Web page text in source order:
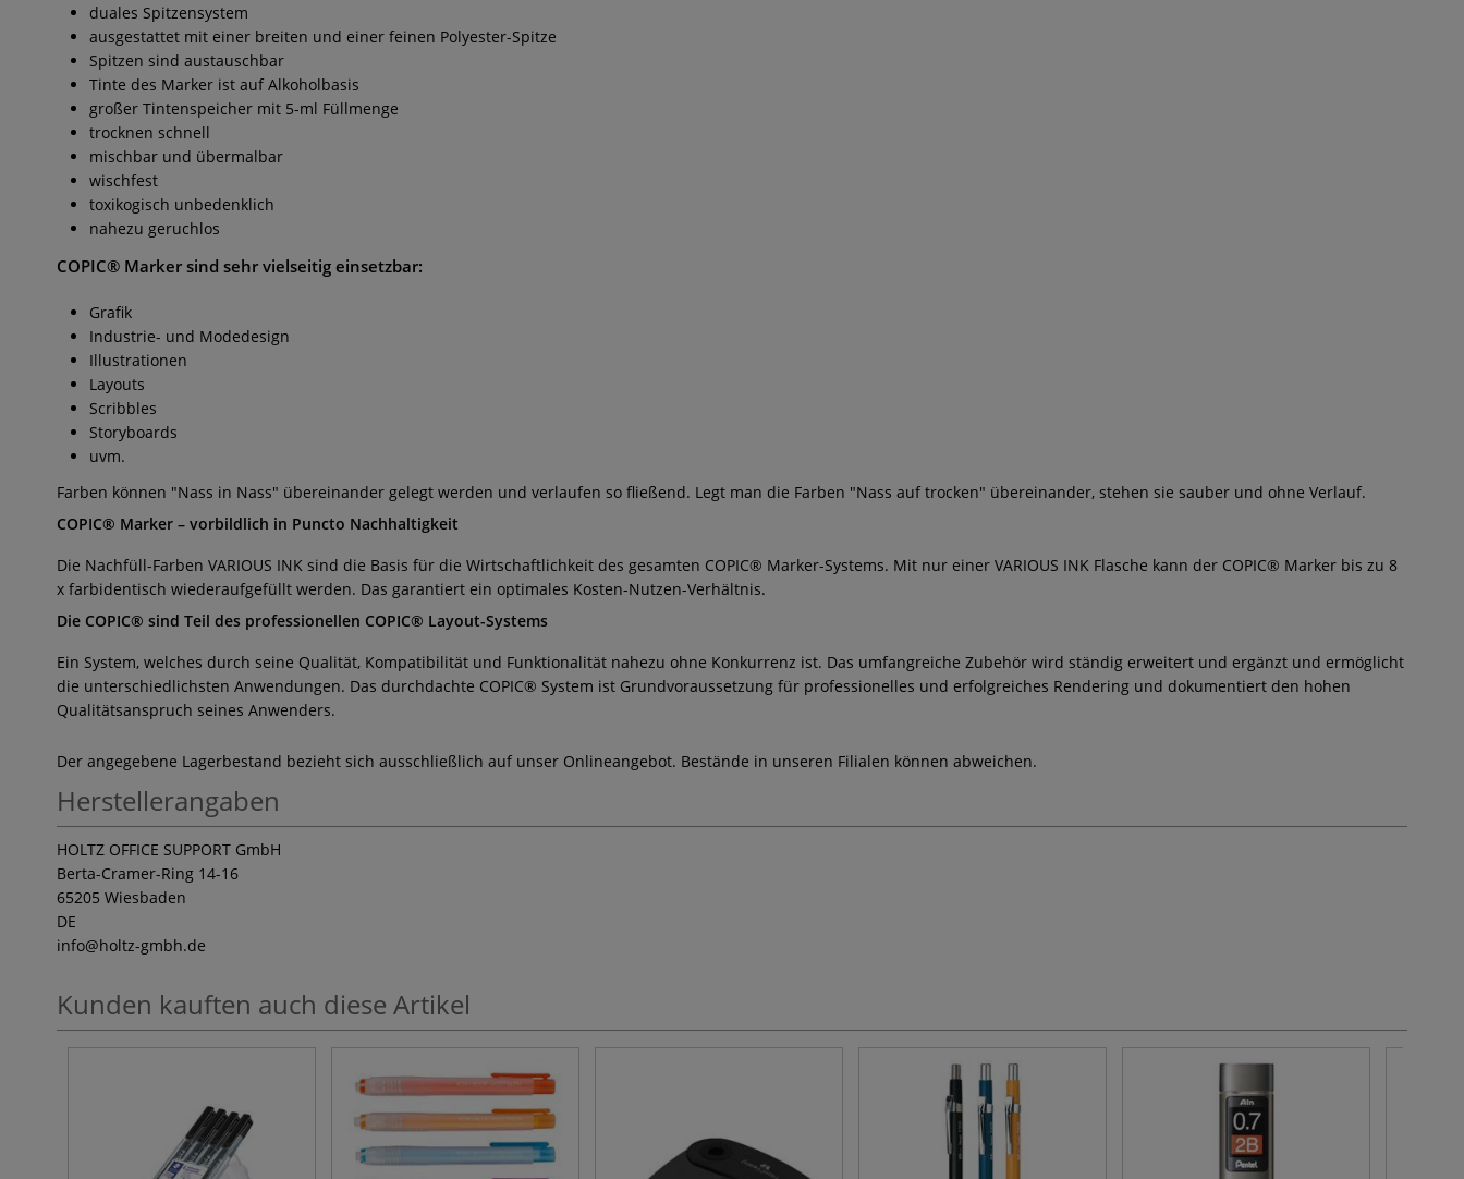
duales Spitzensystem
ausgestattet mit einer breiten und einer feinen Polyester-Spitze
Spitzen sind austauschbar
Tinte des Marker ist auf Alkoholbasis
großer Tintenspeicher mit 5-ml Füllmenge
trocknen schnell
mischbar und übermalbar
wischfest
toxikogisch unbedenklich
nahezu geruchlos
COPIC® Marker sind sehr vielseitig einsetzbar:
Grafik
Industrie- und Modedesign
Illustrationen
Layouts
Scribbles
Storyboards
uvm.
Farben können "Nass in Nass" übereinander gelegt werden und verlaufen so fließend. Legt man die Farben "Nass auf trocken" übereinander, stehen sie sauber und ohne Verlauf.
COPIC® Marker – vorbildlich in Puncto Nachhaltigkeit
Die Nachfüll-Farben VARIOUS INK sind die Basis für die Wirtschaftlichkeit des gesamten COPIC® Marker-Systems. Mit nur einer VARIOUS INK Flasche kann der COPIC® Marker bis zu 8
x farbidentisch wiederaufgefüllt werden. Das garantiert ein optimales Kosten-Nutzen-Verhältnis.
Die COPIC® sind Teil des professionellen COPIC® Layout-Systems
Ein System, welches durch seine Qualität, Kompatibilität und Funktionalität nahezu ohne Konkurrenz ist. Das umfangreiche Zubehör wird ständig erweitert und ergänzt und ermöglicht
die unterschiedlichsten Anwendungen. Das durchdachte COPIC® System ist Grundvoraussetzung für professionelles und erfolgreiches Rendering und dokumentiert den hohen
Qualitätsanspruch seines Anwenders.
Der angegebene Lagerbestand bezieht sich ausschließlich auf unser Onlineangebot. Bestände in unseren Filialen können abweichen.
Herstellerangaben
HOLTZ OFFICE SUPPORT GmbH
Berta-Cramer-Ring 14-16
65205 Wiesbaden
DE
info@holtz-gmbh.de
Kunden kauften auch diese Artikel